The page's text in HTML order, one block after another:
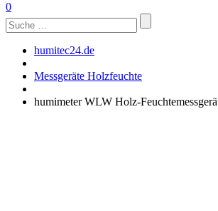
0
Suchen
nach:
humitec24.de
Messgeräte Holzfeuchte
humimeter WLW Holz-